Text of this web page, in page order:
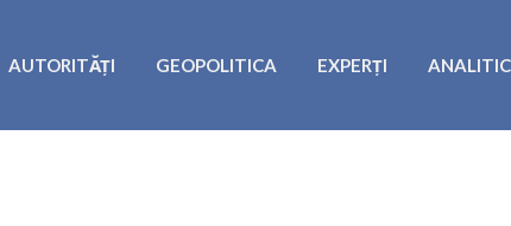
AUTORITĂȚI GEOPOLITICA EXPERȚI